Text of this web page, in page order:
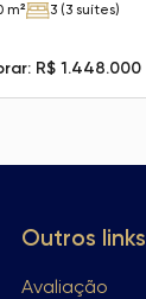
m² 3 (3 suítes)
R$ 1.448.000
Outros links
Avaliação